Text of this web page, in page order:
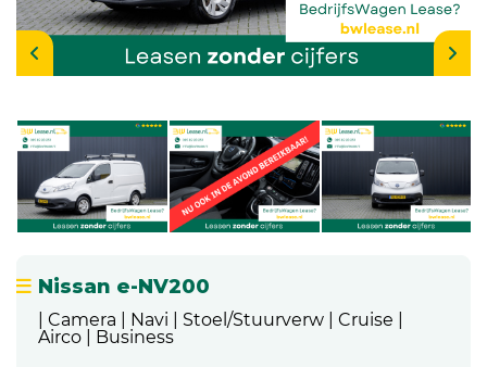
Nissan e-NV200
| Camera | Navi | Stoel/Stuurverw | Cruise |
Airco | Business